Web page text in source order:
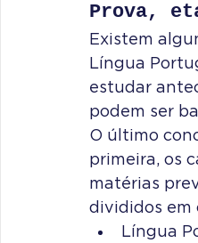
Prova,
Existem
Língua
estudar
podem ser
O último
primeira, os
matérias
divididos em
Língua